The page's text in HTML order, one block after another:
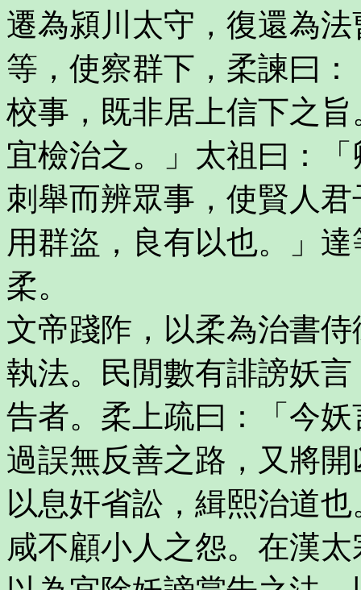
遷為潁川太守，復還為
等，使察群下，柔諫曰
校事，既非居上信下之
宜檢治之。」太祖曰：
刺舉而辨眾事，使賢人
用群盜，良有以也。」
柔。
文帝踐阼，以柔為治書
執法。民閒數有誹謗妖
告者。柔上疏曰：「今
過誤無反善之路，又將
以息奸省訟，緝熙治道
咸不顧小人之怨。在漢